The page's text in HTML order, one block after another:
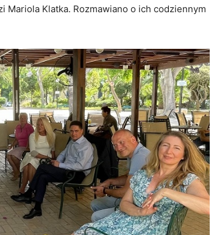
Mariola Klatka. Rozmawiano o ich codziennym